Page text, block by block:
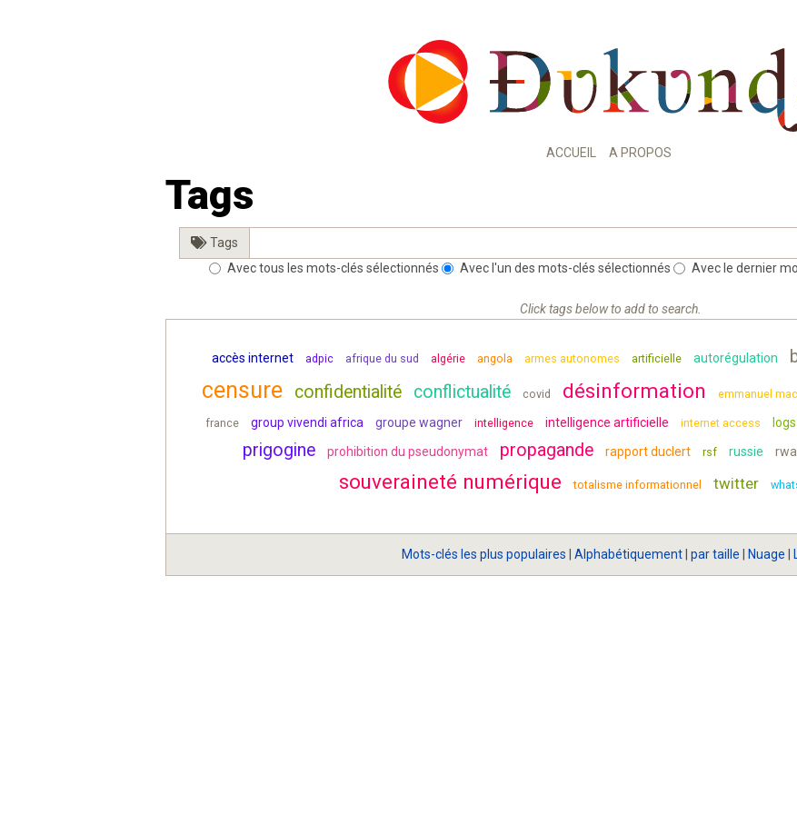
ACCUEIL A PROPOS
Tags
Tags
Avec tous les mots-clés sélectionnés
Avec l'un des mots-clés sélectionnés Avec le dernier
Click tags below to add to search.
accès internet adpic afrique du sud algérie angola armes autonomes artificielle autorégulation
censure confidentialité conflictualité covid désinformation emmanuel
france group vivendi africa groupe wagner intelligence intelligence artificielle internet access
prigogine prohibition du pseudonymat propagande rapport duclert rsf russie
souveraineté numérique totalisme informationnel twitter
Mots-clés les plus populaires | Alphabétiquement| par taille | Nuage |